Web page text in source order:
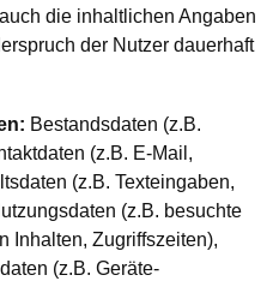
die inhaltlichen Angaben
der Nutzer dauerhaft
Bestandsdaten (z.B.
(z.B. E-Mail,
(z.B. Texteingaben,
(z.B. besuchte
Inhalten, Zugriffszeiten),
(z.B. Geräte-